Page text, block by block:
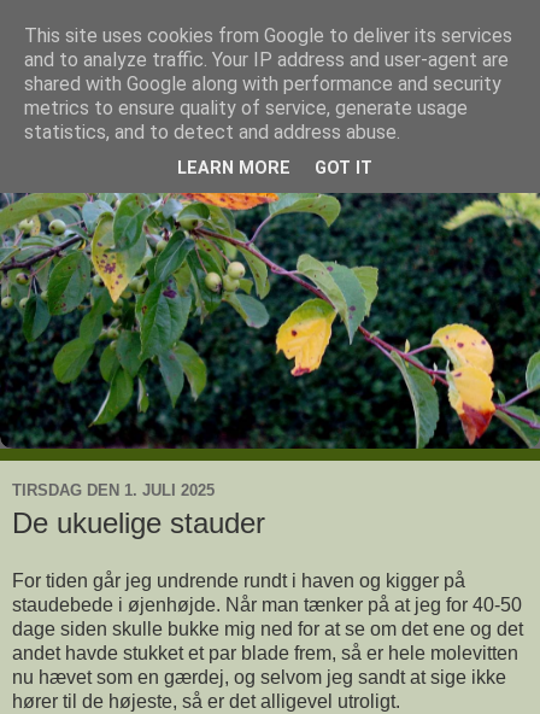
Ullas have
- en knoldesparkers betragtninger
TIRSDAG DEN 1. JULI 2025
De ukuelige stauder
For tiden går jeg undrende rundt i haven og kigger på
staudebede i øjenhøjde. Når man tænker på at jeg for 40-50
dage siden skulle bukke mig ned for at se om det ene og det
andet havde stukket et par blade frem, så er hele molevitten
nu hævet som en gærdej, og selvom jeg sandt at sige ikke
hører til de højeste, så er det alligevel utroligt.
This site uses cookies from Google to deliver its services
and to analyze traffic. Your IP address and user-agent are
shared with Google along with performance and security
metrics to ensure quality of service, generate usage
statistics, and to detect and address abuse.
LEARN MORE GOT IT